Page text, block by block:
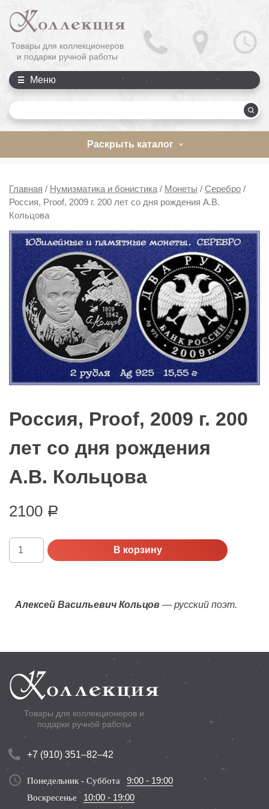
Товары для коллекционеров
и подарки ручной работы
Меню
Раскрыть каталог
Главная / Нумизматика и бонистика / Монеты / Серебро /
Россия, Proof, 2009 г. 200 лет со дня рождения А.В.
Кольцова
Россия, Proof, 2009 г. 200
лет со дня рождения
А.В. Кольцова
2100 Р
Количество
Россия,
рождения
А.В.
Кольцова
В корзину
Алексей Васильевич Кольцов — русский поэт.
Товары для коллекционеров и
подарки ручной работы
+7 (910) 351–82–42
Понедельник - Суббота 9:00 - 19:00
Воскресенье 10:00 - 19:00